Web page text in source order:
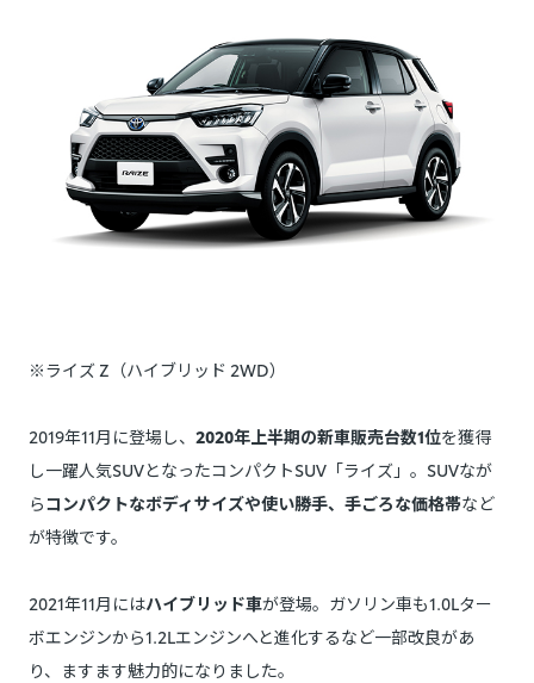
※ライズ Z（ハイブリッド 2WD）
2019年11月に登場し、 2020年上半期の新車販売台数1位を獲得
し一躍人気SUVとなったコンパクトSUV「ライズ」。SUVなが
らコンパクトなボディサイズや使い勝手、手ごろな価格帯など
が特徴です。
2021年11月にはハイブリッド車が登場。ガソリン車も1.0Lター
ボエンジンから1.2Lエンジンへと進化するなど一部改良があ
り、ますます魅力的になりました。